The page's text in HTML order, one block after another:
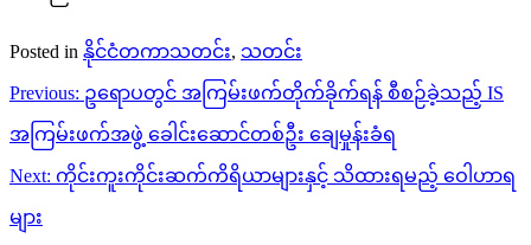
Posted in နိုင်ငံတကာသတင်း, သတင်း
Post
navigation
Previous: ဥရောပတွင် အကြမ်းဖက်တိုက်ခိုက်ရန် စီစဉ်ခဲ့သည့် IS
အကြမ်းဖက်အဖွဲ့ ခေါင်းဆောင်တစ်ဦး ချေမှုန်းခံရ
Next: ကိုင်းကူးကိုင်းဆက်ကိရိယာများနှင့် သိထားရမည့် ဝေါဟာရ
များ